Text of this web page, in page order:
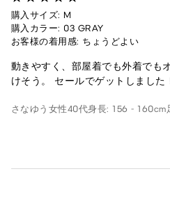
購入サイズ: M
購入カラー: 03 GRAY
お客様の着用感: ちょうどよい
動きやすく、部屋着でも外着でも
けそう。 セールでゲットしました
さなゆう 女性40代身長: 156 - 160cm